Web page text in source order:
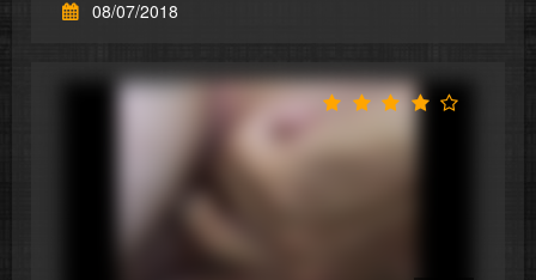
08/07/2018